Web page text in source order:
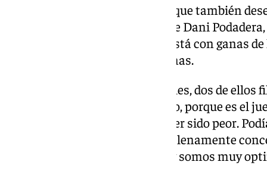
El extremo izquierdo cordobés, que también
el club para ayudar al presidente Dani
101TV Antequera que el grupo está con ganas
Honor Plata en tierras alicantinas.
«Nos han tocado estos tres rivales, dos de ellos
vamos a tener que correr mucho, porque es el
luego Elda. Entonces podía haber sido peor.
lo que nos ha tocado, estamos plenamente
en el análisis de estos equipos y somos muy